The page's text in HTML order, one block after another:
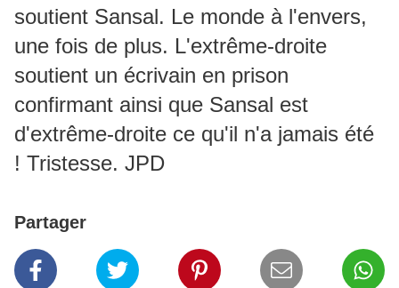
soutient Sansal. Le monde à l'envers,
une fois de plus. L'extrême-droite
soutient un écrivain en prison
confirmant ainsi que Sansal est
d'extrême-droite ce qu'il n'a jamais été
! Tristesse. JPD
Partager